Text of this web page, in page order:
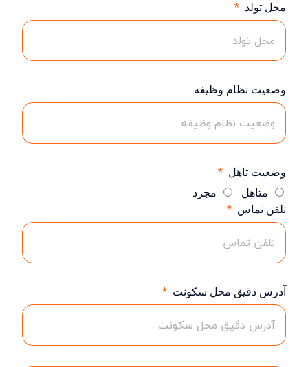
محل تولد
وضعیت نظام وظیفه
وضعیت تاهل
متاهل
مجرد
تلفن تماس
آدرس دقیق محل سکونت